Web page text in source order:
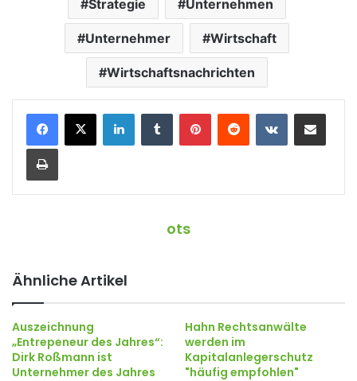
Strategie Unternehmen
Unternehmer Wirtschaft
Wirtschaftsnachrichten
ots
Ähnliche Artikel
Auszeichnung
„Entrepeneur des Jahres“:
Dirk Roßmann ist
Unternehmer des Jahres
Hahn Rechtsanwälte
werden im
Kapitalanlegerschutz
"häufig empfohlen"